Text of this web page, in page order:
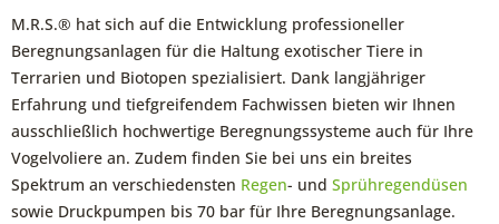
M.R.S.® hat sich auf die Entwicklung professioneller
Beregnungsanlagen für die Haltung exotischer Tiere in
Terrarien und Biotopen spezialisiert. Dank langjähriger
Erfahrung und tiefgreifendem Fachwissen bieten wir Ihnen
ausschließlich hochwertige Beregnungssysteme auch für Ihre
Vogelvoliere an. Zudem finden Sie bei uns ein breites
Spektrum an verschiedensten Regen- und Sprühregendüsen
sowie Druckpumpen bis 70 bar für Ihre Beregnungsanlage.